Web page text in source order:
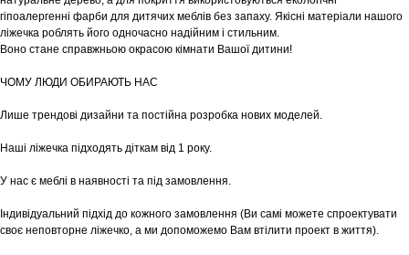
гіпоалергенні фарби для дитячих меблів без запаху. Якісні матеріали нашого
ліжечка роблять його одночасно надійним і стильним.
Воно стане справжньою окрасою кімнати Вашої дитини!
ЧОМУ ЛЮДИ ОБИРАЮТЬ НАС
Лише трендові дизайни та постійна розробка нових моделей.
Наші ліжечка підходять діткам від 1 року.
У нас є меблі в наявності та під замовлення.
Індивідуальний підхід до кожного замовлення (Ви самі можете спроектувати
своє неповторне ліжечко, а ми допоможемо Вам втілити проект в життя).